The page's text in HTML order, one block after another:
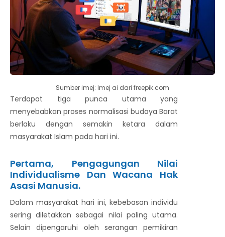
Sumber imej: Imej ai dari freepik.com
Terdapat tiga punca utama yang
menyebabkan proses normalisasi budaya Barat
berlaku dengan semakin ketara dalam
masyarakat Islam pada hari ini.
Pertama, Pengagungan Nilai
Individualisme Dan Wacana Hak
Asasi Manusia.
Dalam masyarakat hari ini, kebebasan individu
sering diletakkan sebagai nilai paling utama.
Selain dipengaruhi oleh serangan pemikiran